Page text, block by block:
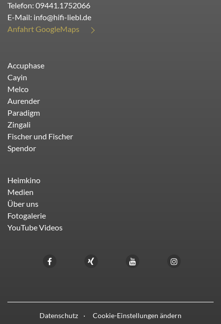
Telefon: 09441.1752066
E-Mail: info@hifi-liebl.de
Anfahrt GoogleMaps
Accuphase
Cayin
Melco
Aurender
Paradigm
Zingali
Fischer und Fischer
Spendor
Heimkino
Medien
Über uns
Fotogalerie
YouTube Videos
Datenschutz Cookie-Einstellungen ändern